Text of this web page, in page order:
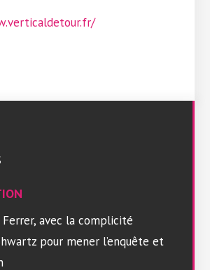
avec la complicité
pour mener l’enquête et